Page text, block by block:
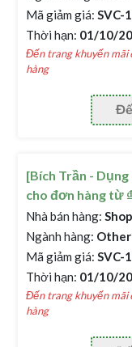
Mã giảm giá: SVC-
Thời hạn: 01/10/
Đến trang khuyến mãi
hàng
[Bích Trần -
cho đơn hàng từ
Nhà bán hàng:
Ngành hàng: Other
Mã giảm giá: SVC-
Thời hạn: 01/10/
Đến trang khuyến mãi
hàng